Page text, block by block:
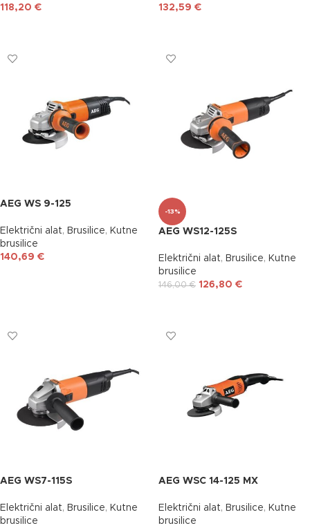
118,20 €
132,59 €
AEG WS 9-125
Električni alat, Brusilice, Kutne
brusilice
140,69 €
-13%
AEG WS12-125S
Električni alat, Brusilice, Kutne
brusilice
146,00€ 126,80 €
AEG WS7-115S
Električni alat, Brusilice, Kutne
brusilice
AEG WSC 14-125 MX
Električni alat, Brusilice, Kutne
brusilice